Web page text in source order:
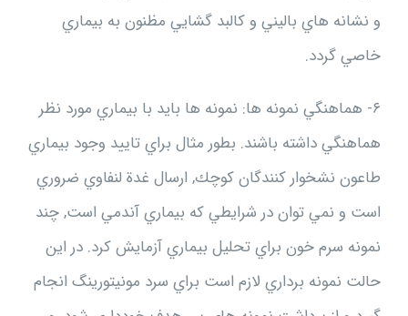
و نشانه هاي باليني و كالبد گشايي مظنون به بيماري
خاصي گردد.
۶- هماهنگي نمونه ها: نمونه ها بايد با بيماري مورد نظر
هماهنگي داشته باشند. بطور مثال براي تاييد وجود بيماري
طاعون نشخوار كنندگان كوچك, ارسال غدة لنفاوي ضروري
است و نمي توان در شرايطي كه بيماري آندمي است, چند
نمونه سرم خون براي تحليل بيماري آزمايش كرد. در اين
حالت نمونه برداري لازم است براي سرد مونيتورينگ انجام